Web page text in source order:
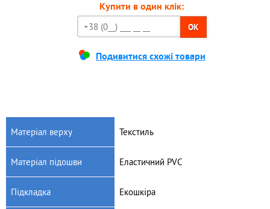
Купити в один клік:
OK
Подивитися схожі товари
Матеріал верху Текстиль
Матеріал підошви Еластичний PVC
Підкладка Екошкіра